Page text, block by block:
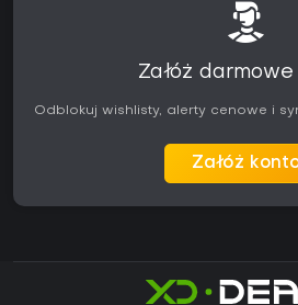
Załóż
Odblokuj wishlisty, alerty cenowe i
Załóż